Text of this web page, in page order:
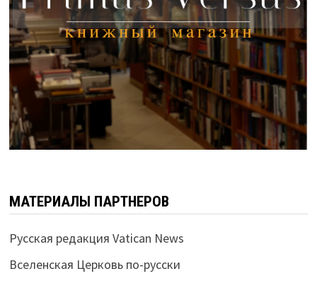
МАТЕРИАЛЫ ПАРТНЕРОВ
Русская редакция Vatican News
Вселенская Церковь по-русски